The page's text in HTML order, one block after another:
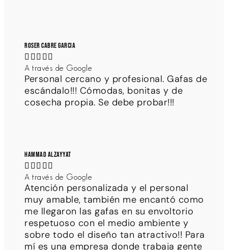
Roser Cabre Garcia
    
A través de Google
Personal cercano y profesional. Gafas de
escándalo!!! Cómodas, bonitas y de
cosecha propia. Se debe probar!!!
Hammad Alzayyat
    
A través de Google
Atención personalizada y el personal
muy amable, también me encantó como
me llegaron las gafas en su envoltorio
respetuoso con el medio ambiente y
sobre todo el diseño tan atractivo!! Para
mí es una empresa donde trabaja gente